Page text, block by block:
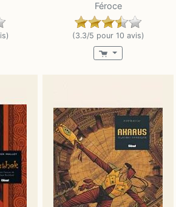
Féroce
(3.3/5 pour 10 avis)